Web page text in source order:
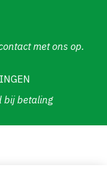
met ons op.
bij betaling